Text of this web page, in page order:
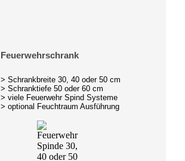
> Schrankbreite 30, 40 oder 50 cm
> Schranktiefe 50 oder 60 cm
> viele Feuerwehr Spind Systeme
> optional Feuchtraum Ausführung
Feuerwehrschrank